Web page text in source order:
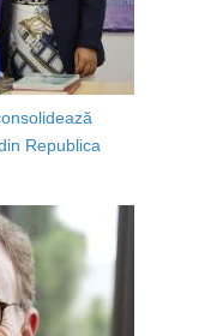
Republica